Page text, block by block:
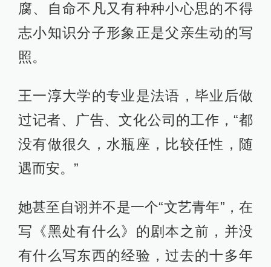
腐、自命不凡又有种种小心思的不得
志小知识分子形象正是父亲生动的写
照。
王一淳大学的专业是法语，毕业后做
过记者、广告、文化公司的工作，“都
没有做很久，水瓶座，比较任性，随
遇而安。”
她甚至自诩并不是一个“文艺青年”，在
写《黑处有什么》的剧本之前，并没
有什么写东西的经验，过去的十多年